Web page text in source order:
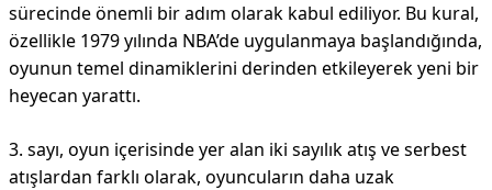
sürecinde önemli bir adım olarak kabul ediliyor. Bu kural,
özellikle 1979 yılında NBA’de uygulanmaya başlandığında,
oyunun temel dinamiklerini derinden etkileyerek yeni bir
heyecan yarattı.
3. sayı, oyun içerisinde yer alan iki sayılık atış ve serbest
atışlardan farklı olarak, oyuncuların daha uzak